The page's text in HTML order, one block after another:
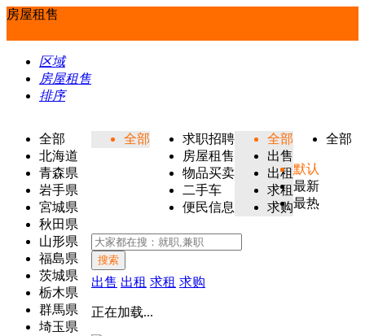
房屋租售
区域
房屋租售
排序
全部
北海道
青森県
岩手県
宮城県
秋田県
山形県
福島県
茨城県
栃木県
群馬県
埼玉県
全部
求职招聘
房屋租售
物品买卖
二手车
便民信息
全部
出售
出租
求租
求购
全部
默认
最新
最热
搜索
出售 出租 求租 求购
正在加载...